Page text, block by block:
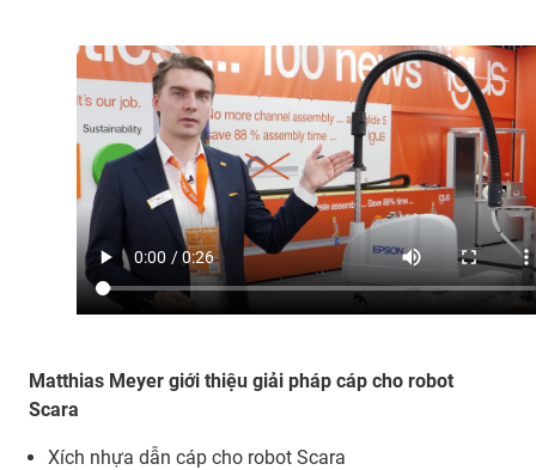
Matthias Meyer giới thiệu giải pháp cáp cho robot
Scara
Xích nhựa dẫn cáp cho robot Scara